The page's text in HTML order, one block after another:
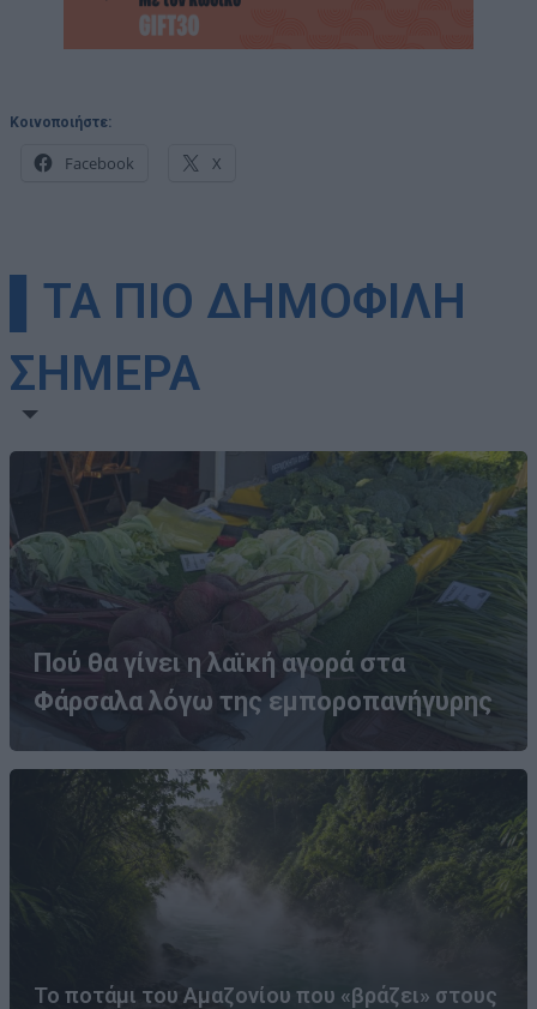
Κοινοποιήστε:
Facebook X
▌ΤΑ ΠΙΟ ΔΗΜΟΦΙΛΗ
ΣΗΜΕΡΑ
Πού θα γίνει η λαϊκή αγορά στα
Φάρσαλα λόγω της εμποροπανήγυρης
Το ποτάμι του Αμαζονίου που «βράζει» στους